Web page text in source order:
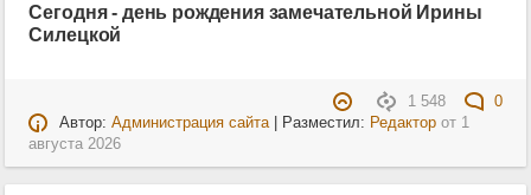
Сегодня - день рождения замечательной Ирины
Силецкой
1 548
0
Автор: Администрация сайта| Разместил: Редакторот 1
августа 2026